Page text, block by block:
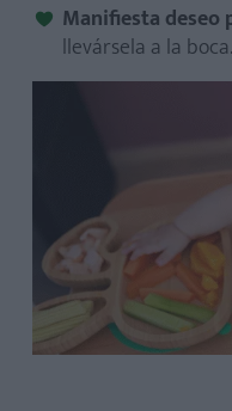
Manifiesta deseo
llevársela a la boca.